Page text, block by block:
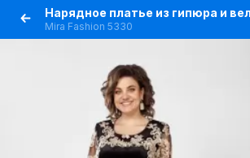
Mira Fashion 5330